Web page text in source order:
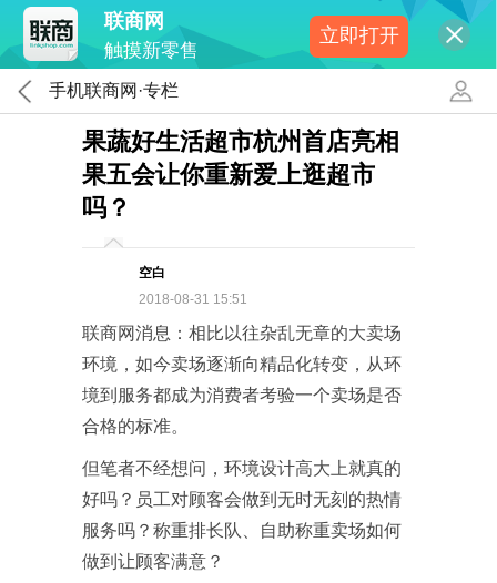
联商网
触摸新零售
立即打开
手机联商网·专栏
果蔬好生活超市杭州首店亮相
果五会让你重新爱上逛超市
吗？
空白
2018-08-31 15:51
联商网消息：相比以往杂乱无章的大卖场
环境，如今卖场逐渐向精品化转变，从环
境到服务都成为消费者考验一个卖场是否
合格的标准。
但笔者不经想问，环境设计高大上就真的
好吗？员工对顾客会做到无时无刻的热情
服务吗？称重排长队、自助称重卖场如何
做到让顾客满意？